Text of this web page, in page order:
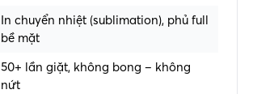
In chuyển nhiệt (sublimation), phủ full
bề mặt
50+ lần giặt, không bong – không
nứt